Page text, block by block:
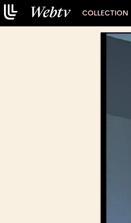
COLLECTION